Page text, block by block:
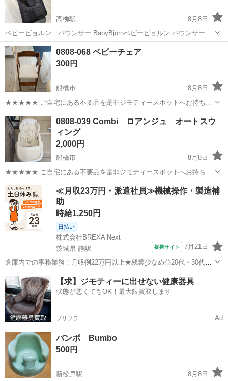
高柳駅
8月8日
ベビービョルン バウンサー BabyBjornベビービョルン バウンサー
BlissAir（ブリスエアー）メッシュとなります。 メーカー推奨年齢は1
か月～2年、商品の重量は3.1 kgです。 傾斜も調節ができ、折りたたみ
なの...
千葉 松戸市 ベビー用品
0808-068 ベビーチェア
300円
船橋市
8月8日
★★★★★ ご自宅にある不要品を是非ジモティースポットへお持ち込
みしませんか？ 家電、趣味・スポーツ・レジャー用品、こども用品、
衣料服飾品、生活雑貨、家具、本、CD・DVDなどが無料でまとめて持
ち込めます！ ※詳細はこ...
千葉 船橋市
0808-039 Combi ロアンジュ オートスウ
ィング
2,000円
船橋市
8月8日
★★★★★ ご自宅にある不要品を是非ジモティースポットへお持ち込
みしませんか？ 家電、趣味・スポーツ・レジャー用品、こども用品、
衣料服飾品、生活雑貨、家具、本、CD・DVDなどが無料でまとめて持
ち込めます！ ※詳細はこ...
千葉 船橋市 ベビー用品 ロアンジュ
≪月収23万円・派遣社員≫機械操作・製造補
助
時給1,250円
日払い
株式会社BREXA Next
茨城県 静駅
提携サイト 7月21日
倉庫内での事務業務！月収例22万円以上★残業少なめ◎20代・30代・
40代の男女活躍中！空調完備で快適作業★食堂利用可◎マイカー通勤
OK◎無料駐車場完備！《茨城県常陸大宮市》 人気の工場のお仕事 ◇
電子部品製造倉庫内の事務...
茨城 常陸大宮市
【求】ジモティーに出せない健康器具
状態が悪くてもOK！最大限買取します
プリフラ Ad
バンボ Bumbo
500円
新松戸駅
8月8日